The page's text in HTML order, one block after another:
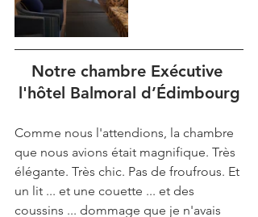
Notre chambre Exécutive
l'hôtel Balmoral d’Édimbourg
Comme nous l'attendions, la chambre
que nous avions était magnifique. Très
élégante. Très chic. Pas de froufrous. Et
un lit ... et une couette ... et des
coussins ... dommage que je n'avais